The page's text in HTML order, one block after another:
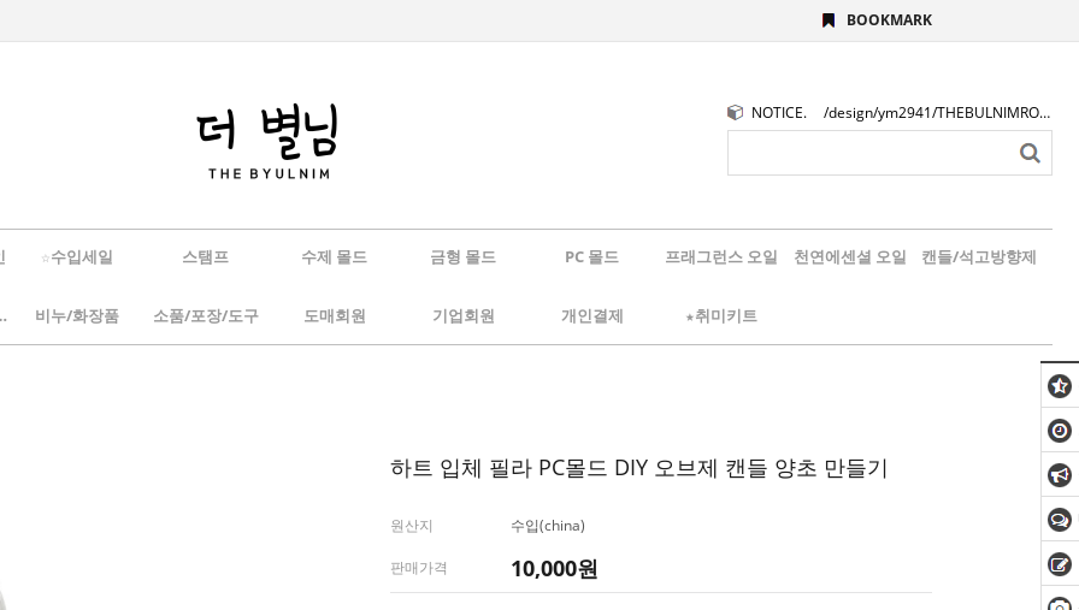
BOOKMARK
NOTICE. /design/ym2941/THEBULNIMROGO.png
☆수입세일 스탬프 수제 몰드 금형 몰드 PC 몰드 프래그런스 오일 천연에센셜 오일 캔들/석고방향제
리움 비누/화장품 소품/포장/도구 도매회원 기업회원 개인결제 ★취미키트
하트 입체 필라 PC몰드 DIY 오브제 캔들 양초 만들기
원산지 수입(china)
판매가격 10,000원